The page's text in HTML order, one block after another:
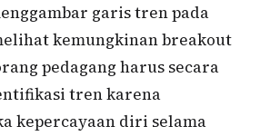
garis tren pada
kemungkinan breakout
pedagang harus secara
tren karena
kepercayaan diri selama